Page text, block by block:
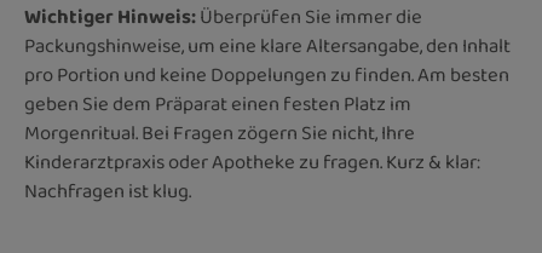
Wichtiger Hinweis:Überprüfen Sie immer die
Packungshinweise, um eine klare Altersangabe, den Inhalt
pro Portion und keine Doppelungen zu finden. Am besten
geben Sie dem Präparat einen festen Platz im
Morgenritual. Bei Fragen zögern Sie nicht, Ihre
Kinderarztpraxis oder Apotheke zu fragen. Kurz & klar:
Nachfragen ist klug.